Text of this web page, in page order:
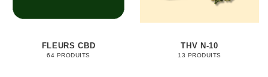
FLEURS CBD
64 PRODUITS
THV N-10
13 PRODUITS